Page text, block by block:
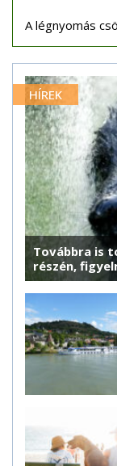
A légnyomás
HÍREK
Továbbra is
részén,